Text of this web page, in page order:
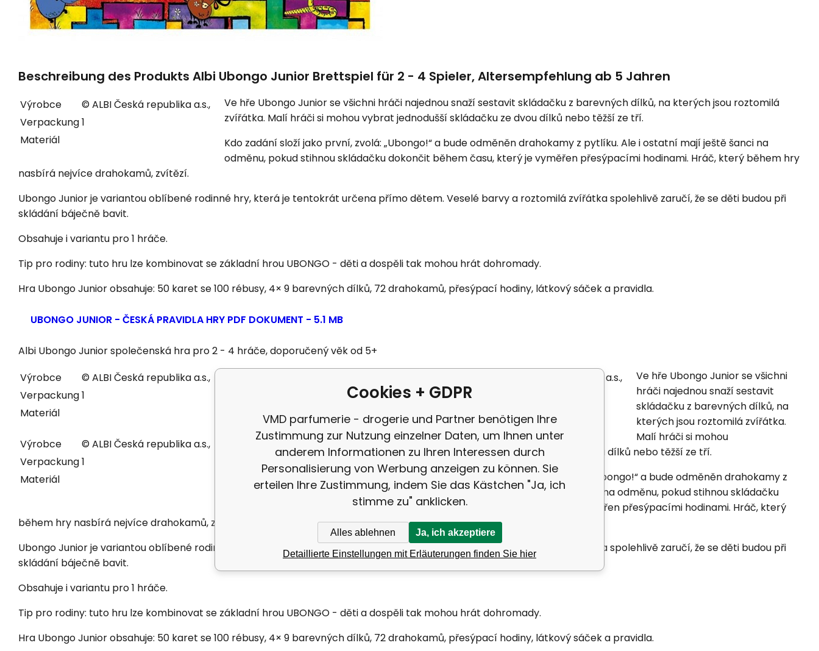
Beschreibung des Produkts Albi Ubongo Junior Brettspiel für 2 - 4 Spieler, Altersempfehlung ab 5 Jahren
Výrobce
© ALBI Česká republika a.s.,
Verpackung1
Materiál
Ve hře Ubongo Junior se všichni hráči najednou snaží sestavit skládačku z barevných dílků, na kterých jsou roztomilá
zvířátka. Malí hráči si mohou vybrat jednodušší skládačku ze dvou dílků nebo těžší ze tří.
Kdo zadání složí jako první, zvolá: „Ubongo!“ a bude odměněn drahokamy z pytlíku. Ale i ostatní mají ještě šanci na
odměnu, pokud stihnou skládačku dokončit během času, který je vyměřen přesýpacími hodinami. Hráč, který během hry
nasbírá nejvíce drahokamů, zvítězí.
Ubongo Junior je variantou oblíbené rodinné hry, která je tentokrát určena přímo dětem. Veselé barvy a roztomilá zvířátka spolehlivě zaručí, že se děti budou při
skládání báječně bavit.
Obsahuje i variantu pro 1 hráče.
Tip pro rodiny: tuto hru lze kombinovat se základní hrou UBONGO - děti a dospěli tak mohou hrát dohromady.
Hra Ubongo Junior obsahuje: 50 karet se 100 rébusy, 4× 9 barevných dílků, 72 drahokamů, přesýpací hodiny, látkový sáček a pravidla.
UBONGO JUNIOR - ČESKÁ PRAVIDLA HRY PDF DOKUMENT - 5.1 MB
Albi Ubongo Junior společenská hra pro 2 - 4 hráče, doporučený věk od 5+
Výrobce
© ALBI Česká republika a.s.,
Verpackung1
Materiál
Materiál
© ALBI Česká republika a.s.,
Verpackung
Materiál
Výrobce
© ALBI Česká republika a.s.,
Verpackung1
Materiál
Výrobce
© ALBI Česká republika a.s.,
Verpackung
Materiál
Ve hře Ubongo Junior se všichni
hráči najednou snaží sestavit
skládačku z barevných dílků, na
kterých jsou roztomilá zvířátka.
Malí hráči si mohou
vybrat jednodušší skládačku ze dvou dílků nebo těžší ze tří.
Kdo zadání složí jako první, zvolá: „Ubongo!“ a bude odměněn drahokamy z
pytlíku. Ale i ostatní mají ještě šanci na odměnu, pokud stihnou skládačku
dokončit během času, který je vyměřen přesýpacími hodinami. Hráč, který
během hry nasbírá nejvíce drahokamů, zvítězí.
Ubongo Junior je variantou oblíbené rodinné hry, která je tentokrát určena přímo dětem. Veselé barvy a roztomilá zvířátka spolehlivě zaručí, že se děti budou při
skládání báječně bavit.
Obsahuje i variantu pro 1 hráče.
Tip pro rodiny: tuto hru lze kombinovat se základní hrou UBONGO - děti a dospěli tak mohou hrát dohromady.
Hra Ubongo Junior obsahuje: 50 karet se 100 rébusy, 4× 9 barevných dílků, 72 drahokamů, přesýpací hodiny, látkový sáček a pravidla.
Cookies + GDPR
VMD parfumerie - drogerie und Partner benötigen Ihre
Zustimmung zur Nutzung einzelner Daten, um Ihnen unter
anderem Informationen zu Ihren Interessen durch
Personalisierung von Werbung anzeigen zu können. Sie
erteilen Ihre Zustimmung, indem Sie das Kästchen "Ja, ich
stimme zu" anklicken.
Alles ablehnen Ja, ich akzeptiere
Detaillierte Einstellungen mit Erläuterungen finden Sie hier